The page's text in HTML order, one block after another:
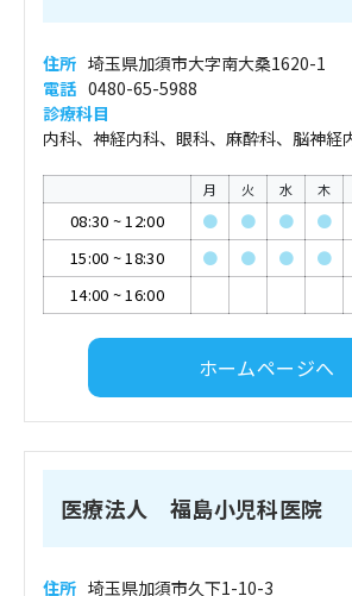
住所 埼玉県加須市大字南大桑1620-1
電話 0480-65-5988
診療科目
内科、神経内科、眼科、麻酔科、脳神経
月 火 水 木
08:30 ~12:00 ● ● ● ●
15:00 ~18:30 ● ● ● ●
14:00 ~16:00
ホームページへ
医療法人 福島小児科医院
住所 埼玉県加須市久下1-10-3